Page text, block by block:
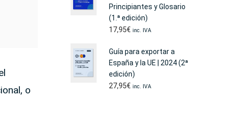
o
Principiantes y Glosario
(1.ª edición)
17,95€ inc. IVA
Guía para exportar a
España y la UE | 2024 (2ª
edición)
27,95€ inc. IVA